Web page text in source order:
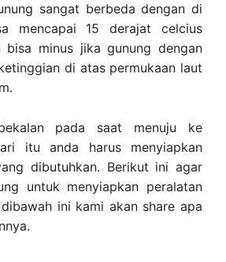
sangat berbeda dengan di
mencapai 15 derajat celcius
bisa minus jika gunung dengan
di atas permukaan laut
pada saat menuju ke
itu anda harus menyiapkan
dibutuhkan. Berikut ini agar
untuk menyiapkan peralatan
ini kami akan share apa